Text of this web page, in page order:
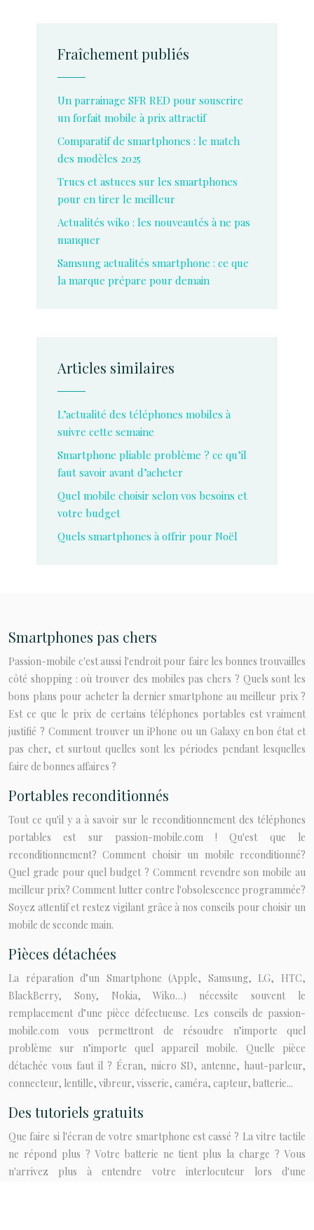
Fraîchement publiés
Un parrainage SFR RED pour souscrire
un forfait mobile à prix attractif
Comparatif de smartphones : le match
des modèles 2025
Trucs et astuces sur les smartphones
pour en tirer le meilleur
Actualités wiko : les nouveautés à ne pas
manquer
Samsung actualités smartphone : ce que
la marque prépare pour demain
Articles similaires
L’actualité des téléphones mobiles à
suivre cette semaine
Smartphone pliable problème ? ce qu’il
faut savoir avant d’acheter
Quel mobile choisir selon vos besoins et
votre budget
Quels smartphones à offrir pour Noël
Smartphones pas chers
Passion-mobile c'est aussi l'endroit pour faire les bonnes trouvailles
côté shopping : où trouver des mobiles pas chers ? Quels sont les
bons plans pour acheter la dernier smartphone au meilleur prix ?
Est ce que le prix de certains téléphones portables est vraiment
justifié ? Comment trouver un iPhone ou un Galaxy en bon état et
pas cher, et surtout quelles sont les périodes pendant lesquelles
faire de bonnes affaires ?
Portables reconditionnés
Tout ce qu'il y a à savoir sur le reconditionnement des téléphones
portables est sur passion-mobile.com ! Qu'est que le
reconditionnement? Comment choisir un mobile reconditionné?
Quel grade pour quel budget ? Comment revendre son mobile au
meilleur prix? Comment lutter contre l'obsolescence programmée?
Soyez attentif et restez vigilant grâce à nos conseils pour choisir un
mobile de seconde main.
Pièces détachées
La réparation d’un Smartphone (Apple, Samsung, LG, HTC,
BlackBerry, Sony, Nokia, Wiko…) nécessite souvent le
remplacement d’une pièce défectueuse. Les conseils de passion-
mobile.com vous permettront de résoudre n’importe quel
problème sur n’importe quel appareil mobile. Quelle pièce
détachée vous faut il ? Écran, micro SD, antenne, haut-parleur,
connecteur, lentille, vibreur, visserie, caméra, capteur, batterie...
Des tutoriels gratuits
Que faire si l'écran de votre smartphone est cassé ? La vitre tactile
ne répond plus ? Votre batterie ne tient plus la charge ? Vous
n'arrivez plus à entendre votre interlocuteur lors d'une